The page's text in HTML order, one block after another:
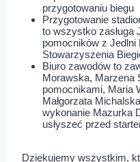
przygotowaniu biegu
Przygotowanie
to wszystko zasługa
pomocników z Jedlni
Stowarzyszenia
Biuro zawodów to
Morawska, Marzena
pomocnikami, Maria
Małgorzata
wykonanie Mazurka
usłyszeć przed
Dziękujemy wszystkim,